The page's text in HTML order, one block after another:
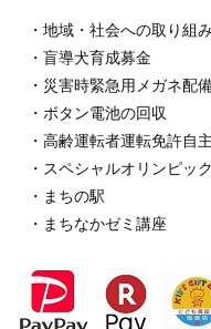
・地域・社会への取り組み
・盲導犬育成募金
・災害時緊急用メガネ配
・ボタン電池の回収
・高齢運転者運転免許自
・スペシャルオリンピッ
・まちの駅
・まちなかゼミ講座